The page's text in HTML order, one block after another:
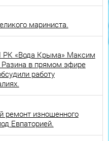
мариниста.
РК «Вода Крыма» Максим
в прямом эфире
работу
ремонт изношенного
Евпаторией.